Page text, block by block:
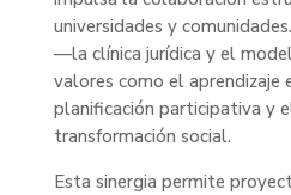
universidades y
—la clínica jurídica y el
valores como el aprendizaje
planificación participativa y
transformación social.
Esta sinergia permite